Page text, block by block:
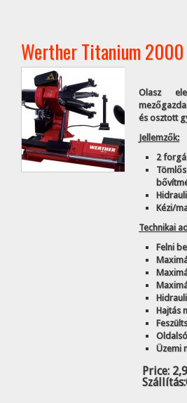
Werther Titanium
Olasz
és osztott
Jellemzők:
2
Kézi/
Technikai
Felni
Hajtás
Üzemi
Price:
Szállítás: